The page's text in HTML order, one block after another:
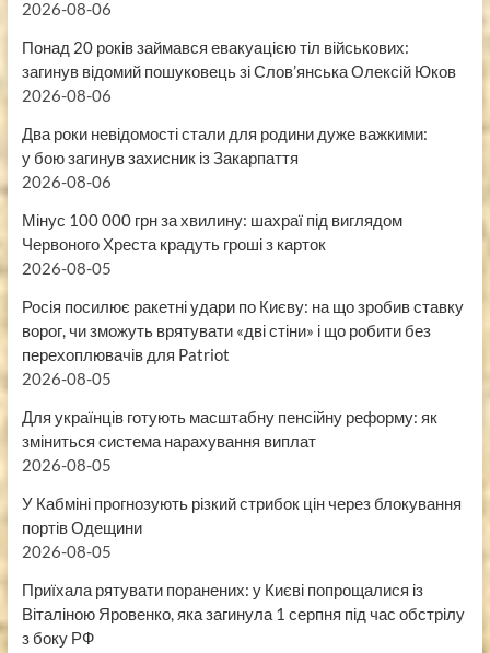
2026-08-06
Понад 20 років займався евакуацією тіл військових:
загинув відомий пошуковець зі Слов’янська Олексій Юков
2026-08-06
Два роки невідомості стали для родини дуже важкими:
у бою загинув захисник із Закарпаття
2026-08-06
Мінус 100 000 грн за хвилину: шахраї під виглядом
Червоного Хреста крадуть гроші з карток
2026-08-05
Росія посилює ракетні удари по Києву: на що зробив ставку
ворог, чи зможуть врятувати «дві стіни» і що робити без
перехоплювачів для Patriot
2026-08-05
Для українців готують масштабну пенсійну реформу: як
зміниться система нарахування виплат
2026-08-05
У Кабміні прогнозують різкий стрибок цін через блокування
портів Одещини
2026-08-05
Приїхала рятувати поранених: у Києві попрощалися із
Віталіною Яровенко, яка загинула 1 серпня під час обстрілу
з боку РФ